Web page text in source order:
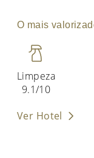
O mais
Limpeza
9.1/10
Ver Hotel